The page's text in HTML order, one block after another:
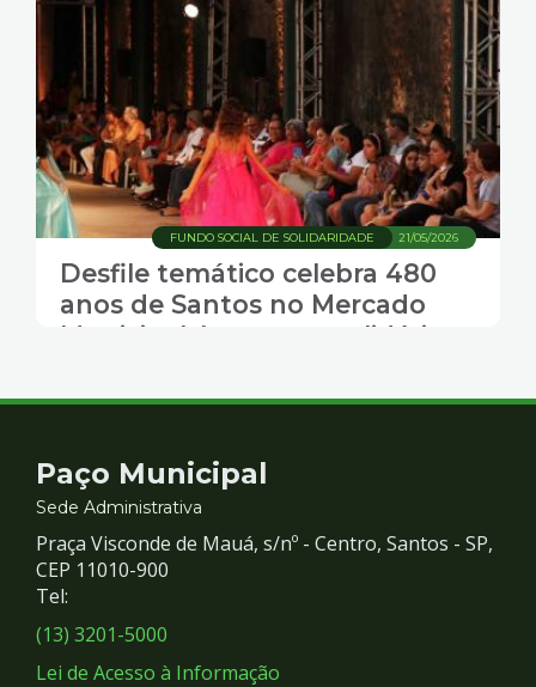
21/05/2026
FUNDO SOCIAL DE SOLIDARIDADE
Desfile temático celebra 480
anos de Santos no Mercado
Municipal. Ingressos solidários
Contato
e
Redes
Sociais
Paço Municipal
Sede Administrativa
Praça Visconde de Mauá, s/nº - Centro, Santos - SP,
CEP 11010-900
Tel:
(13) 3201-5000
Lei de Acesso à Informação